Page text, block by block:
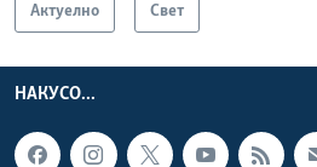
Актуелно Свет
НАКУСО...